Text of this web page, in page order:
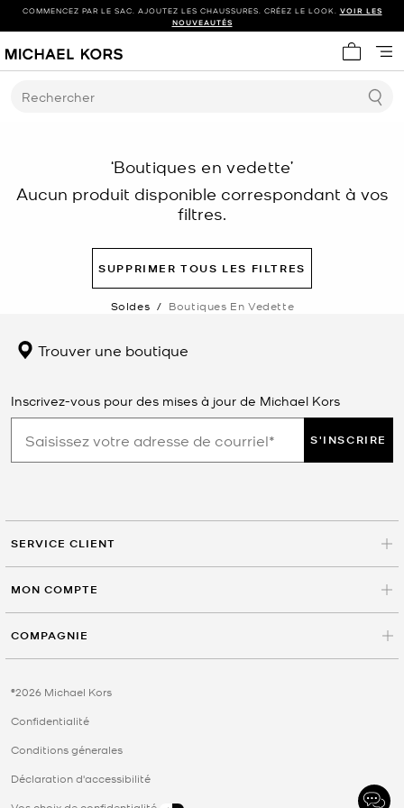
COMMENCEZ PAR LE SAC. AJOUTEZ LES CHAUSSURES. CRÉEZ LE LOOK. VOIR LES
NOUVEAUTÉS
Mon
Rechercher
‘Boutiques en vedette’
Aucun produit disponible correspondant à vos
filtres.
SUPPRIMER TOUS LES FILTRES
Soldes / Boutiques En Vedette
Trouver une boutique
Inscrivez-vous pour des mises à jour de Michael Kors
S'INSCRIRE
SERVICE CLIENT
MON COMPTE
COMPAGNIE
©2026 Michael Kors
Confidentialité
Conditions génerales
Déclaration d'accessibilité